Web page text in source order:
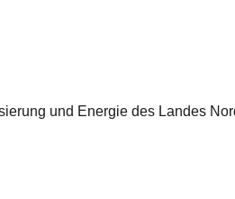
und Energie des Landes